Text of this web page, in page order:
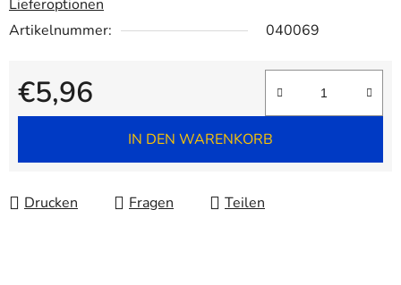
Lieferoptionen
Artikelnummer:
040069
€5,96
Verkaufspreis:
IN DEN WARENKORB
Drucken Fragen Teilen